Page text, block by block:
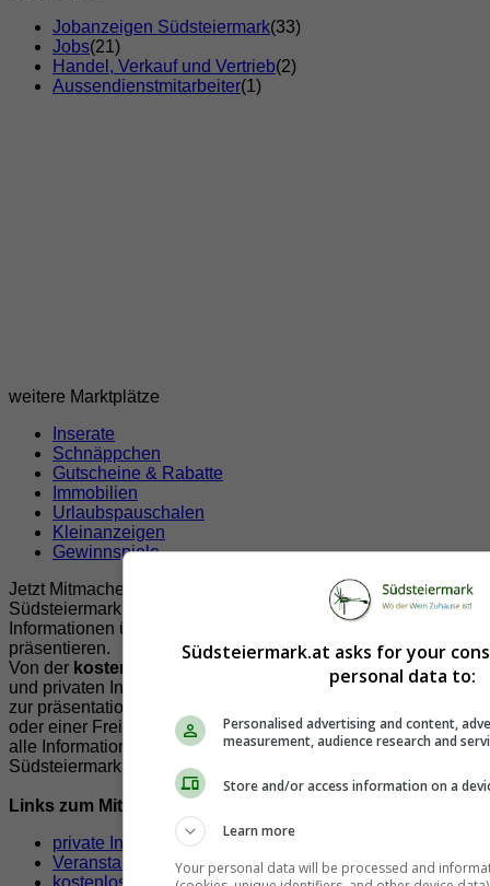
Jobanzeigen Südsteiermark(33)
Jobs(21)
Handel, Verkauf und Vertrieb(2)
Aussendienstmitarbeiter(1)
weitere Marktplätze
Inserate
Schnäppchen
Gutscheine & Rabatte
Immobilien
Urlaubspauschalen
Kleinanzeigen
Gewinnspiele
Jetzt Mitmachen!
Südsteiermark.at bietet Ihnen viele Möglichkeiten Ihre
Informationen über und aus der Südsteiermark zur
präsentieren.
Von der kostenlosen
Veröffentlichung von Veranstaltungen
und privaten Inserate, über Leserbriefe, Nachrichten bis hin
zur präsentatioen Ihrer Firma, Vereines, Lokals, Organisation
oder einer Freizeit und Sportmöglichkeit. Unser Ziel ist es
alle Informationen der Südsteiermark für die Freunde der
Südsteiermark auf einer Seite zu präsentieren.
Links zum Mitmachen!
private Inserate aufgeben
Veranstaltungen eintragen
kostenloser Eintrag für Firmen,Verein & Organisationen
Südsteiermark.at asks for your
personal data to:
Personalised advertising and content,
measurement, audience research and
Store and/or access information on a
Learn more
Your personal data will be processed and